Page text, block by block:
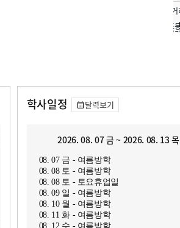
학사일정 달력보기
2026. 08. 07 금 ~ 2026. 08. 13 목
08. 07 금 - 여름방학
08. 08 토 - 여름방학
08. 08 토 - 토요휴업일
08. 09 일 - 여름방학
08. 10 월 - 여름방학
08. 11 화 - 여름방학